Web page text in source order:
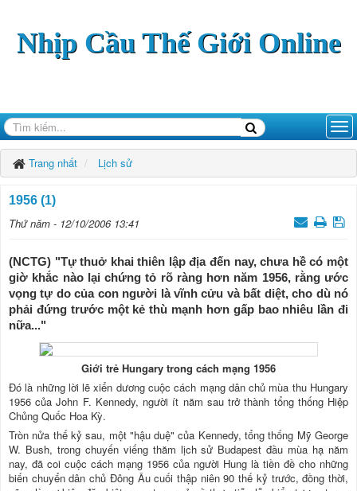
Nhịp Cầu Thế Giới Online
Trang nhất Lịch sử
1956 (1)
Thứ năm - 12/10/2006 13:41
(NCTG) "Tự thuở khai thiên lập địa đến nay, chưa hề có một
giờ khắc nào lại chứng tỏ rõ ràng hơn năm 1956, rằng ước
vọng tự do của con người là vĩnh cửu và bất diệt, cho dù nó
phải đứng trước một kẻ thù mạnh hơn gấp bao nhiêu lần đi
nữa..."
Giới trẻ Hungary trong cách mạng 1956
Đó là những lời lẽ xiển dương cuộc cách mạng dân chủ mùa thu Hungary
1956 của John F. Kennedy, người ít năm sau trở thành tổng thống Hiệp
Chủng Quốc Hoa Kỳ.
Tròn nửa thế kỷ sau, một "hậu duệ" của Kennedy, tổng thống Mỹ George
W. Bush, trong chuyến viếng thăm lịch sử Budapest đầu mùa hạ năm
nay, đã coi cuộc cách mạng 1956 của người Hung là tiền đề cho những
biến chuyển dân chủ Đông Âu cuối thập niên 90 thế kỷ trước, đồng thời,